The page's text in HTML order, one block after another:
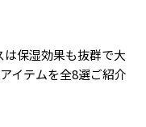
保湿効果も抜群で大
イテムを全8選ご紹介